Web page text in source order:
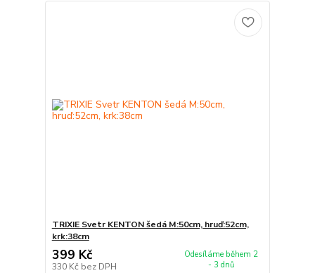
TRIXIE Svetr KENTON šedá M:50cm, hruď:52cm,
krk:38cm
399 Kč
330 Kč bez DPH
Odesíláme během 2
- 3 dnů